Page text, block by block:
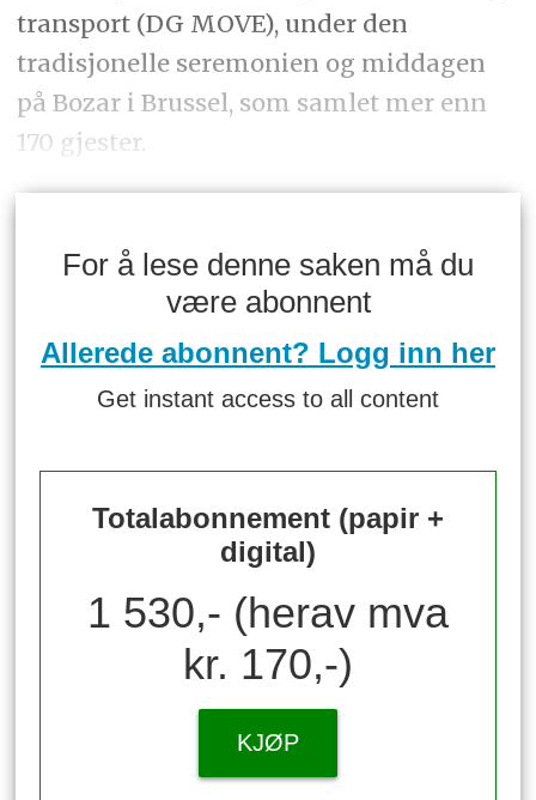
transport (DG MOVE), under den
tradisjonelle seremonien og middagen
på Bozar i Brussel, som samlet mer enn
170 gjester.
For å lese denne saken må du
være abonnent
Allerede abonnent? Logg inn her
Get instant access to all content
Totalabonnement (papir +
digital)
1 530,- (herav mva
kr. 170,-)
KJØP